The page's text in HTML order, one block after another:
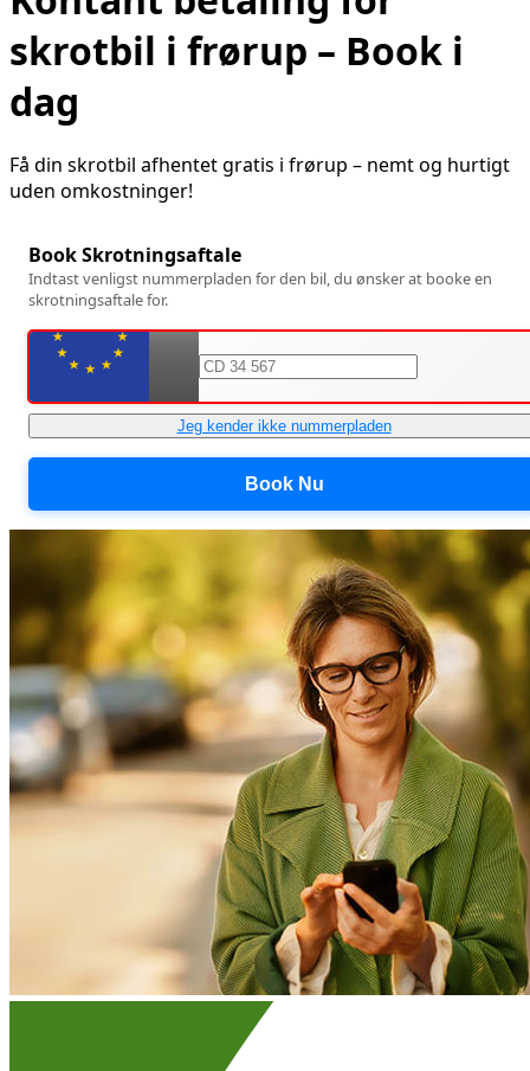
skrotbil i frørup – Book i
dag
Få din skrotbil afhentet gratis i frørup – nemt og hurtigt
uden omkostninger!
Book Skrotningsaftale
Indtast venligst nummerpladen for den bil, du ønsker at booke en
skrotningsaftale for.
Jeg kender ikke nummerpladen
Book Nu